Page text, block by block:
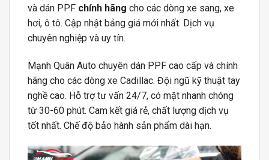
và dán PPF chính hãng cho các dòng xe sang, xe
hơi, ô tô. Cập nhật bảng giá mới nhất. Dịch vụ
chuyên nghiệp và uy tín.
Mạnh Quân Auto chuyên dán PPF cao cấp và chính
hãng cho các dòng xe Cadillac. Đội ngũ kỹ thuật tay
nghề cao. Hỗ trợ tư vấn 24/7, có mặt nhanh chóng
từ 30-60 phút. Cam kết giá rẻ, chất lượng dịch vụ
tốt nhất. Chế độ bảo hành sản phẩm dài hạn.